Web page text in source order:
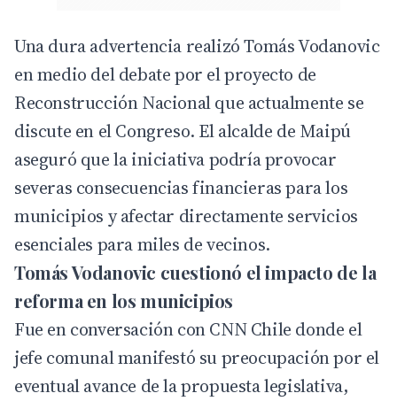
Una dura advertencia realizó Tomás Vodanovic
en medio del debate por el proyecto de
Reconstrucción Nacional que actualmente se
discute en el Congreso. El alcalde de Maipú
aseguró que la iniciativa podría provocar
severas consecuencias financieras para los
municipios y afectar directamente servicios
esenciales para miles de vecinos.
Tomás Vodanovic cuestionó el impacto de la
reforma en los municipios
Fue en conversación conCNN Chile donde el
jefe comunal manifestó su preocupación por el
eventual avance de la propuesta legislativa,